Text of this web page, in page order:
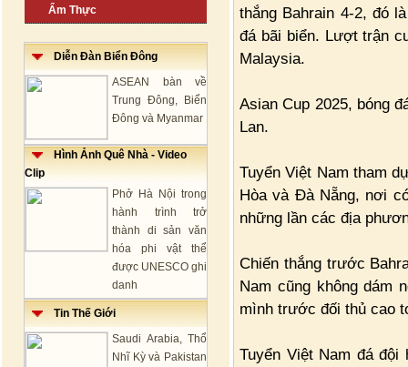
Ẩm Thực
Diễn Đàn Biển Đông
ASEAN bàn về
Trung Đông, Biển
Đông và Myanmar
Hình Ảnh Quê Nhà - Video
Clip
Phở Hà Nội trong
hành trình trở
thành di sản văn
hóa phi vật thể
được UNESCO ghi
danh
Tin Thế Giới
Saudi Arabia, Thổ
Nhĩ Kỳ và Pakistan
thắng Bahrain 4-2, đó
đá bãi biển. Lượt trận
Malaysia.
Asian Cup 2025, bóng
Lan.
Tuyển Việt Nam tham
Hòa và Đà Nẵng, nơi
những lần các địa
Chiến thắng trước
Nam cũng không dám
mình trước đối thủ cao
Tuyển Việt Nam đá đội